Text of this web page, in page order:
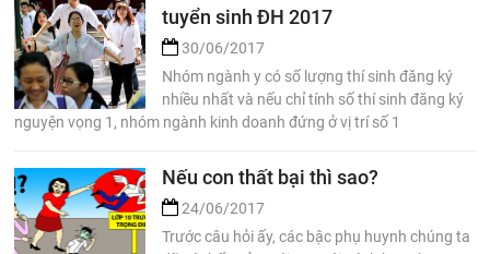
tuyển sinh ĐH 2017
30/06/2017
Nhóm ngành y có số lượng thí sinh đăng ký
nhiều nhất và nếu chỉ tính số thí sinh đăng ký
nguyện vọng 1, nhóm ngành kinh doanh đứng ở vị trí số 1
Nếu con thất bại thì sao?
24/06/2017
Trước câu hỏi ấy, các bậc phụ huynh chúng ta